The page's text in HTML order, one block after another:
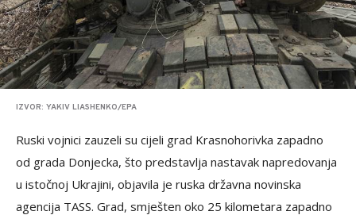
IZVOR: YAKIV LIASHENKO/EPA
Ruski vojnici zauzeli su cijeli grad Krasnohorivka zapadno
od grada Donjecka, što predstavlja nastavak napredovanja
u istočnoj Ukrajini, objavila je ruska državna novinska
agencija TASS. Grad, smješten oko 25 kilometara zapadno